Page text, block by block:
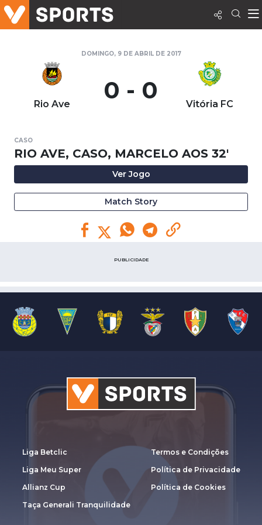
DOMINGO, 9 DE ABRIL DE 2017
Rio Ave 0 - 0 Vitória FC
CASO
RIO AVE, CASO, MARCELO AOS 32'
Ver Jogo
Match Story
PUBLICIDADE
Liga Betclic
Liga Meu Super
Allianz Cup
Taça Generali Tranquilidade
Termos e Condições
Política de Privacidade
Política de Cookies